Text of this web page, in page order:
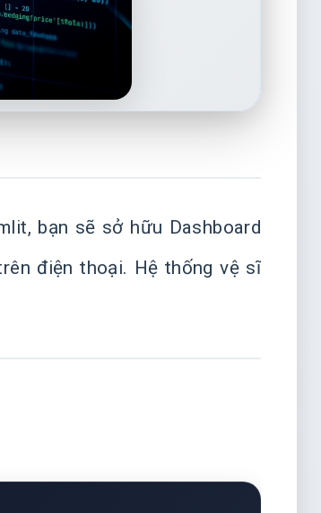
bạn sẽ sở hữu Dashboard
điện thoại. Hệ thống vệ sĩ